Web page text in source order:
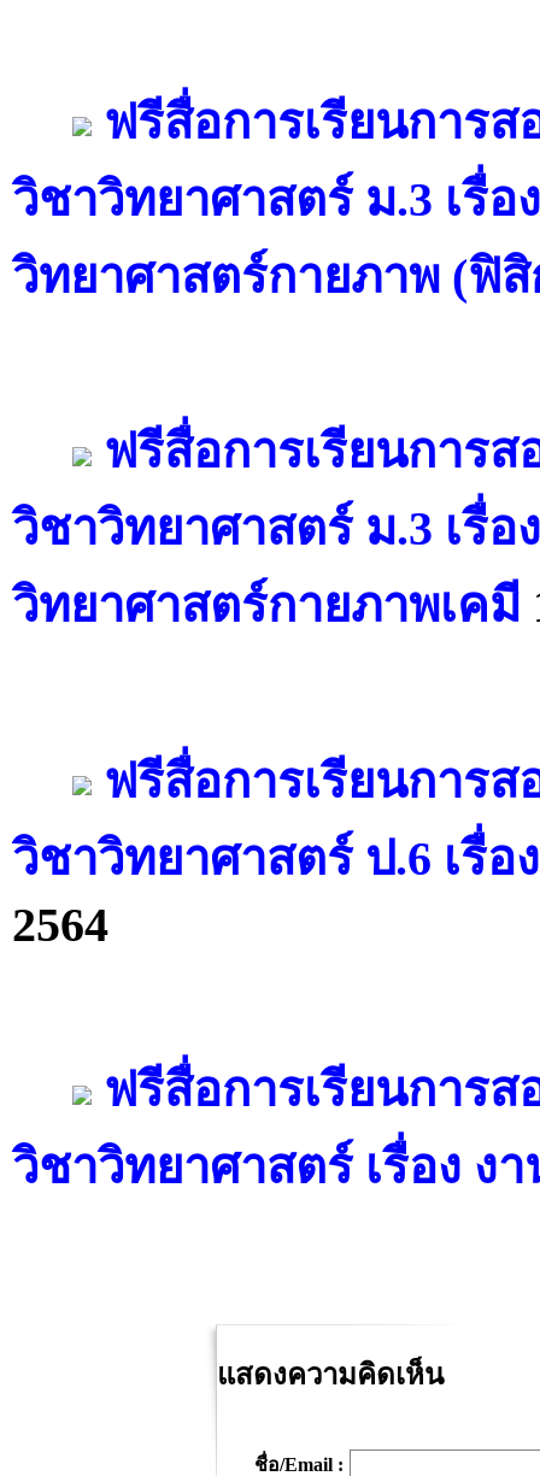
ฟรีสื่อการเรียนการ
วิชาวิทยาศาสตร์ ม.3 เรื่
วิทยาศาสตร์กายภาพ (ฟิ
ฟรีสื่อการเรียนการ
วิชาวิทยาศาสตร์ ม.3 เรื่
วิทยาศาสตร์กายภาพเคมี
ฟรีสื่อการเรียนการ
วิชาวิทยาศาสตร์ ป.6 เรื่
2564
ฟรีสื่อการเรียนการ
วิชาวิทยาศาสตร์ เรื่อง ง
แสดงความคิดเห็น
ชื่อ/Email :